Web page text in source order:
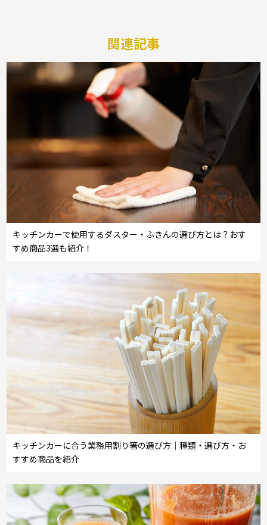
関連記事
キッチンカーで使用するダスター・ふきんの選び方とは？おす
すめ商品3選も紹介！
キッチンカーに合う業務用割り箸の選び方｜種類・選び方・お
すすめ商品を紹介